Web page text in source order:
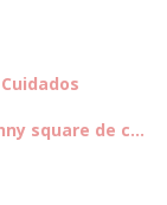
square de c...